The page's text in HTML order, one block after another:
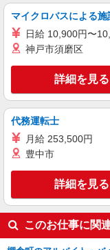
マイクロバスによる
日給 10,900円〜
神戸市須磨区
詳細を見る
代務運転士
月給 253,500円
豊中市
詳細を見る
このお仕事に関